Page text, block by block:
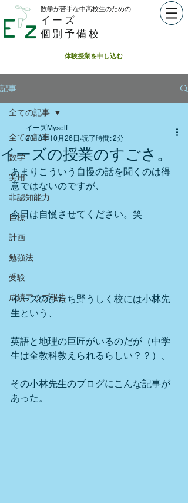
数学が苦手な中高校生のための​
イーズ
個別予備校
体験授業を申し込む
記事
全ての記事
数学
実用
非認知能力
目標
計画
勉強法
受験
成績アップ報告
全ての記事
イーズの授業のすごさ。
イーズMyself
2018年10月26日 読了時間: 2分
あまりこういう自慢の話を聞くのは得
意ではないのですが、
今日は自慢させてください。笑
イーズのひたち野うしく校には小林先
生という、
英語と地理の巨匠がいるのだが（中学
生は全教科教えられるらしい？？）、
その小林先生のブログにこんな記事が
あった。